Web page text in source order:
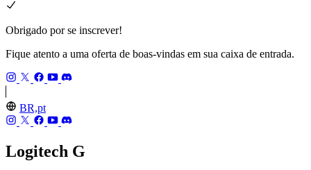
Obrigado por se inscrever!
Fique atento a uma oferta de boas-vindas em sua caixa de entrada.
BR,pt
Logitech G